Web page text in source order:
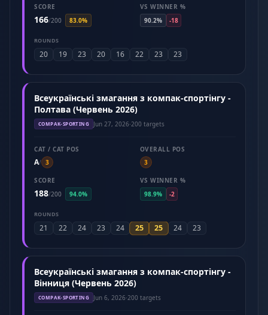
SCORE
166/200 83.0%
VS WINNER %
90.2%
-18
ROUNDS
20 19 23 20 16 22 23 23
Всеукраїнські змагання з компак-спортінгу -
Полтава (Червень 2026)
COMPAK-SPORTING Jun 27, 2026·200 targets
CAT / CAT POS
A/ 3
OVERALL POS
3
SCORE
188/200 94.0%
VS WINNER %
98.9%
-2
ROUNDS
21 22 24 23 24 25 25 24 23
Всеукраїнські змагання з компак-спортінгу -
Вінниця (Червень 2026)
COMPAK-SPORTING Jun 6, 2026·200 targets